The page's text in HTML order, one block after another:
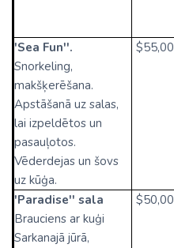
'Sea Fun''.
Snorkeling,
makšķerēšana.
Apstāšanā uz salas,
lai izpeldētos un
pasauļotos.
Vēderdejas un šovs
uz kūģa.
$55,00
'Paradise'' sala
Brauciens ar kuģi
Sarkanajā jūrā,
$50,00